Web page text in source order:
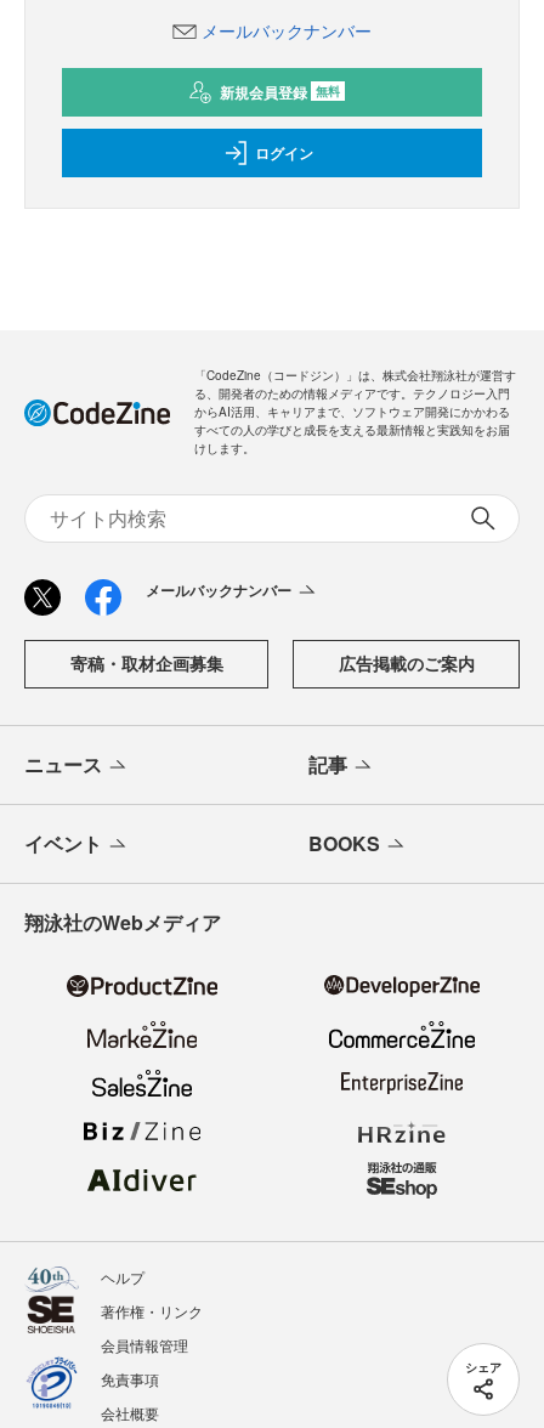
シェア
メールバックナンバー
新規会員登録 無料
ログイン
「CodeZine（コードジン）」は、株式会社翔泳社が運営す
る、開発者のための情報メディアです。テクノロジー入門
からAI活用、キャリアまで、ソフトウェア開発にかかわる
すべての人の学びと成長を支える最新情報と実践知をお届
けします。
メールバックナンバー
寄稿・取材企画募集 広告掲載のご案内
ニュース 記事
イベント BOOKS
翔泳社のWebメディア
ヘルプ
著作権・リンク
会員情報管理
免責事項
会社概要